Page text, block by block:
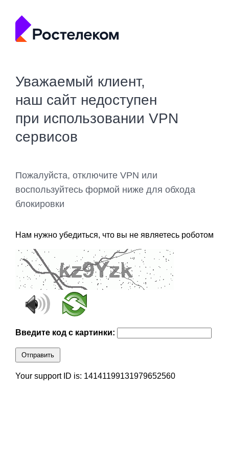
Уважаемый клиент,
наш сайт недоступен
при использовании VPN
сервисов
Пожалуйста, отключите VPN или
воспользуйтесь формой ниже для обхода
блокировки
Нам нужно убедиться, что вы не являетесь роботом
Введите код с картинки:
Отправить
Your support ID is: 14141199131979652560